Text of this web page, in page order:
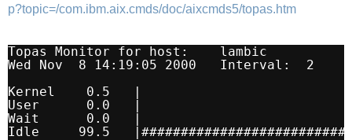
p?topic=/com.ibm.aix.cmds/doc/aixcmds5/topas.htm
Topas Monitor for host:    lambic
Wed Nov  8 14:19:05 2000   Interval:  2
Kernel    0.5   |
User      0.0   |
Wait      0.0   |
Idle     99.5